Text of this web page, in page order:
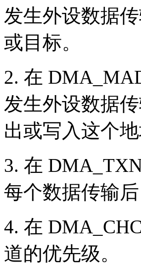
发生外设数据
或目标。
2. 在
发生外设数据
出或写入这个地
3. 在
每个数据传输
4. 在
道的优先级。